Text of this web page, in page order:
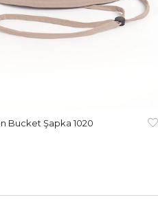
Bucket Şapka 1020